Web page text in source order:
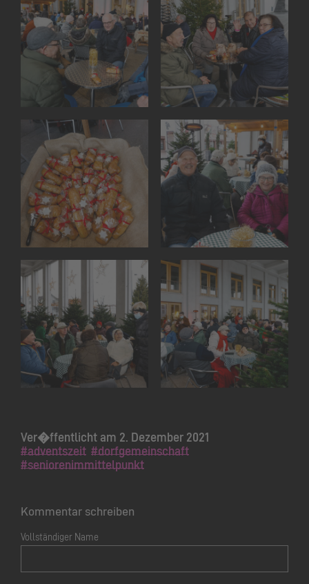
Ver�ffentlicht am 2. Dezember 2021
#adventszeit #dorfgemeinschaft
#seniorenimmittelpunkt
Kommentar schreiben
Vollständiger Name